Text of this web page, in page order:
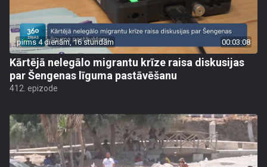
pirms 4 dienām, 16 stundām 00:03:08
Kārtējā nelegālo migrantu krīze raisa diskusijas
par Šengenas līguma pastāvēšanu
412. epizode